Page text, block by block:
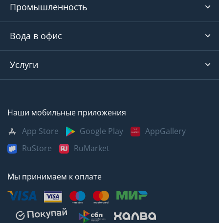
Промышленность
Вода в офис
Услуги
Наши мобильные приложения
App Store
Google Play
AppGallery
RuStore
RuMarket
Мы принимаем к оплате